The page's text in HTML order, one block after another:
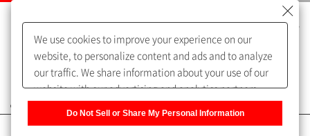
よくあるご質問（FAQ）
We use cookies to improve your experience on our
website, to personalize content and ads and to analyze
our traffic. We share information about your use of our
website with our advertising and analytics partners,
Do Not Sell or Share My Personal Information